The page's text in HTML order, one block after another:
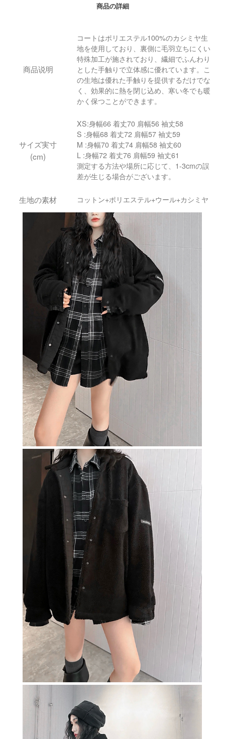
商品の詳細
商品说明
コートはポリエステル100%のカシミヤ生
地を使用しており、裏側に毛羽立ちにくい
特殊加工が施されており、繊細でふんわり
とした手触りで立体感に優れています。こ
の生地は優れた手触りを提供するだけでな
く、効果的に熱を閉じ込め、寒い冬でも暖
かく保つことができます。
サイズ実寸
(cm)
XS:身幅66 着丈70 肩幅56 袖丈58
S :身幅68 着丈72 肩幅57 袖丈59
M :身幅70 着丈74 肩幅58 袖丈60
L :身幅72 着丈76 肩幅59 袖丈61
測定する方法や場所に応じて、1-3cmの誤
差が生じる場合がございます。
生地の素材 コットン+ポリエステル+ウール+カシミヤ